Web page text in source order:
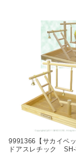
9991366【サカイペ
ドアスレチック